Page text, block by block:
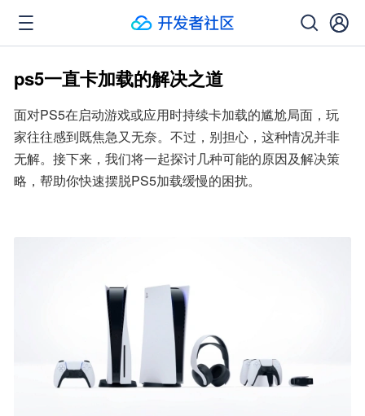
ps5一直卡加载的解决之道
面对PS5在启动游戏或应用时持续卡加载的尴尬局面，玩
家往往感到既焦急又无奈。不过，别担心，这种情况并非
无解。接下来，我们将一起探讨几种可能的原因及解决策
略，帮助你快速摆脱PS5加载缓慢的困扰。